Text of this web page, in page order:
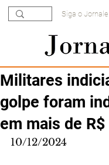
Siga o Jornale
Militares
golpe foram
em mais de
10/12/2024